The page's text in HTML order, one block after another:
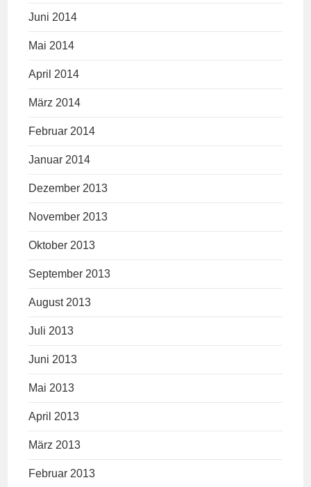
Juni 2014
Mai 2014
April 2014
März 2014
Februar 2014
Januar 2014
Dezember 2013
November 2013
Oktober 2013
September 2013
August 2013
Juli 2013
Juni 2013
Mai 2013
April 2013
März 2013
Februar 2013